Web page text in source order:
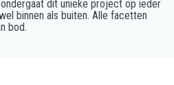
dit unieke project op ieder
binnen als buiten. Alle facetten
bod.